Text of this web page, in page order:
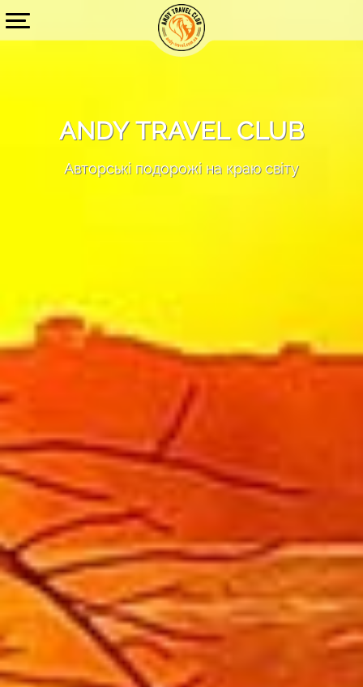
ANDY TRAVEL CLUB
Авторські подорожі на краю світу